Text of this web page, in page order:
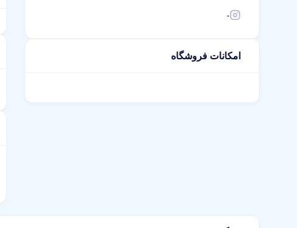
-
امکانات فروشگاه